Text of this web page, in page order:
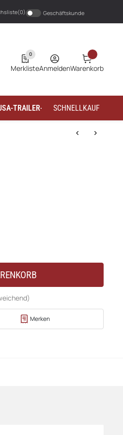
(0) Geschäftskunde
0
MerklisteAnmeldenWarenkorb
TRAILER-WOHNMOBILTEILE
SCHNELLKAUF
Merken